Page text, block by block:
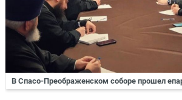
В Спасо-Преображенском соборе прошел